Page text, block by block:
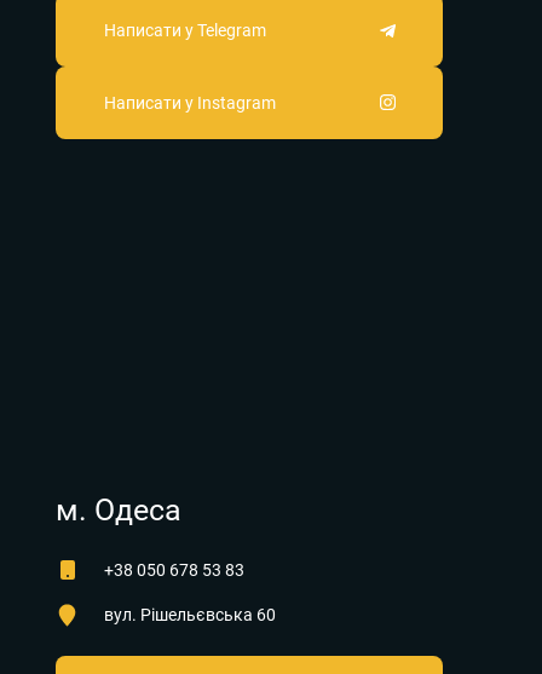
Написати у Telegram
Написати у Instagram
м. Одеса
+38 050 678 53 83
вул. Рішельєвська 60